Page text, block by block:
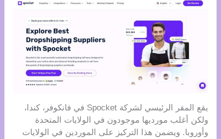
يقع المقر الرئيسي لشركة Spocket في فانكوفر، كندا،
ولكن أغلب مورديها موجودون في الولايات المتحدة
وأوروبا. ويضمن هذا التركيز على الموردين في الولايات